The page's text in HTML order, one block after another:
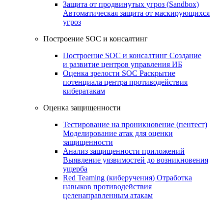
Защита от продвинутых угроз (Sandbox)
Автоматическая защита от маскирующихся
угроз
Построение SOC и консалтинг
Построение SOC и консалтинг Создание
и развитие центров управления ИБ
Оценка зрелости SOC Раскрытие
потенциала центра противодействия
кибератакам
Оценка защищенности
Тестирование на проникновение (пентест)
Моделирование атак для оценки
защищенности
Анализ защищенности приложений
Выявление уязвимостей до возникновения
ущерба
Red Teaming (киберучения) Отработка
навыков противодействия
целенаправленным атакам